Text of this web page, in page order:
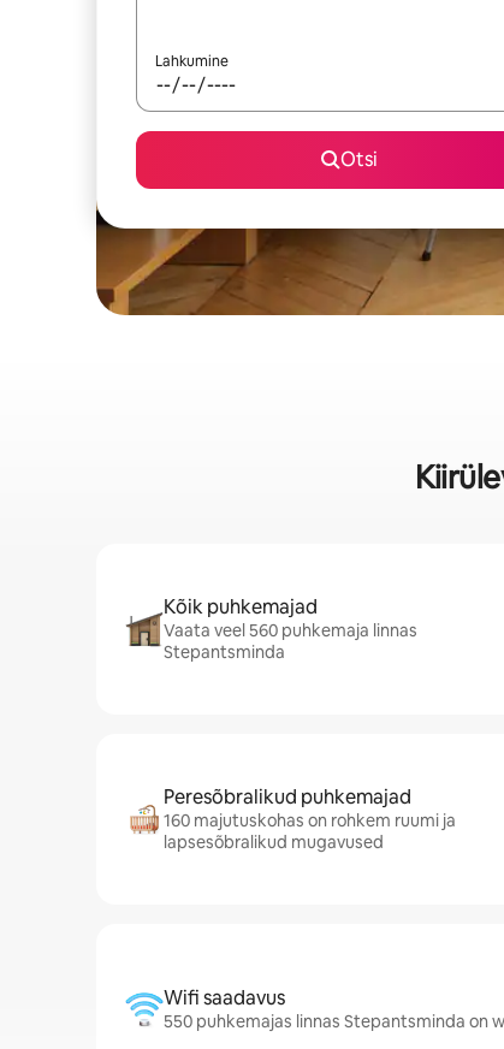
Lahkumine
Otsi
Kõik puhkemajad
Vaata veel 560 puhkemaja linnas
Stepantsminda
Peresõbralikud puhkemajad
160 majutuskohas on rohkem ruumi ja
lapsesõbralikud mugavused
Wifi saadavus
550 puhkemajas linnas Stepantsminda on